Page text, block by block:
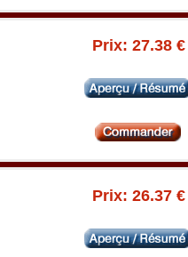
Prix: 27.38 €
Prix: 26.37 €